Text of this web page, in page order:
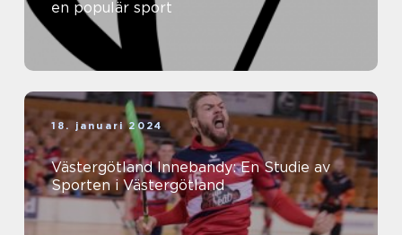
en populär sport
18. januari 2024
Västergötland Innebandy: En Studie av
Sporten i Västergötland